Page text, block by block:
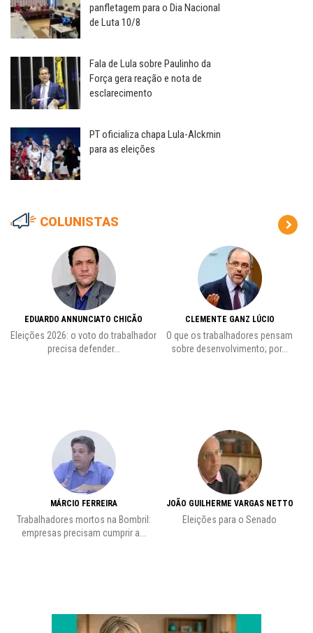
panfletagem para o Dia Nacional
de Luta 10/8
Fala de Lula sobre Paulinho da
Força gera reação e nota de
esclarecimento
PT oficializa chapa Lula-Alckmin
para as eleições
COLUNISTAS
EDUARDO ANNUNCIATO CHICÃO
Eleições 2026: o voto do trabalhador
precisa defender...
MÁRCIO FERREIRA
Trabalhadores mortos na Bombril:
empresas precisam cumprir a...
CLEMENTE GANZ LÚCIO
O que os trabalhadores pensam
sobre desenvolvimento; por...
JOÃO GUILHERME VARGAS NETTO
Eleições para o Senado